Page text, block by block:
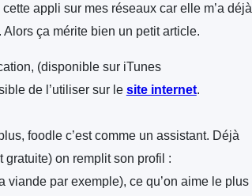
appli sur mes réseaux car elle m’a déjà
ça mérite bien un petit article.
(disponible sur iTunes
de l’utiliser sur le site internet.
foodle c’est comme un assistant. Déjà
gratuite) on remplit son profil :
viande par exemple), ce qu’on aime le plus